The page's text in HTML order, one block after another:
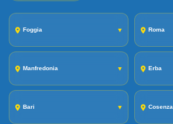
Foggia ▼ Roma
Manfredonia ▼ Erba
Bari ▼ Cosenza